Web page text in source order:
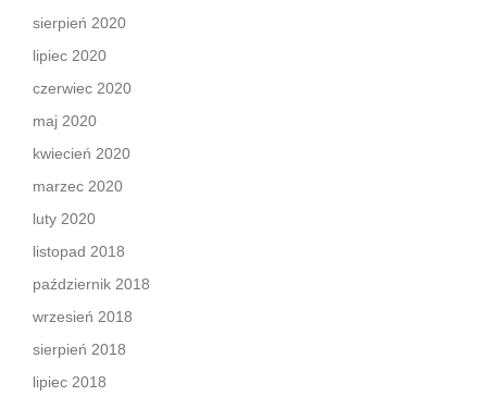
sierpień 2020
lipiec 2020
czerwiec 2020
maj 2020
kwiecień 2020
marzec 2020
luty 2020
listopad 2018
październik 2018
wrzesień 2018
sierpień 2018
lipiec 2018